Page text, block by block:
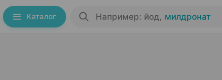
Каталог Например: йод, милдронат